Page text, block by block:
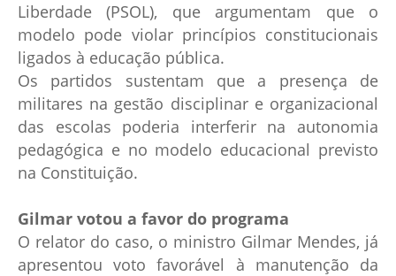
Liberdade (PSOL), que argumentam que o
modelo pode violar princípios constitucionais
ligados à educação pública.
Os partidos sustentam que a presença de
militares na gestão disciplinar e organizacional
das escolas poderia interferir na autonomia
pedagógica e no modelo educacional previsto
na Constituição.
Gilmar votou a favor do programa
O relator do caso, o ministro Gilmar Mendes, já
apresentou voto favorável à manutenção da